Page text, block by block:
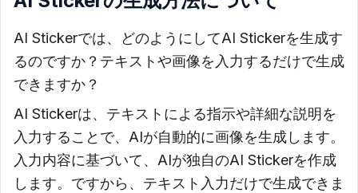
AI Stickerでは、どのようにしてAI Stickerを生成す
るのですか？テキストや画像を入力するだけで生成
できますか？
AI Stickerは、テキストによる指示や詳細な説明を
入力することで、AIが自動的に画像を生成します。
入力内容に基づいて、AIが独自のAI Stickerを作成
します。ですから、テキスト入力だけで生成できま